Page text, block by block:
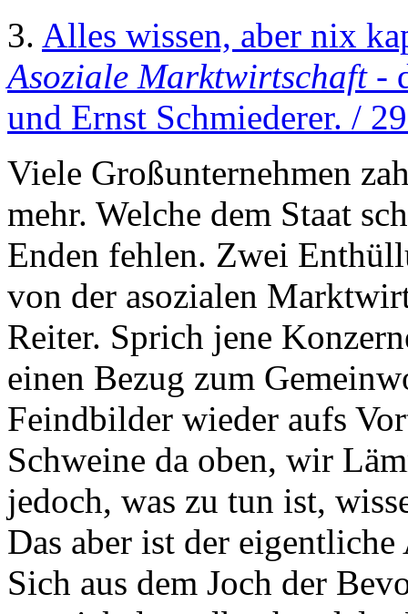
3. Alles wissen, aber nix
Asoziale Marktwirtschaft -
und Ernst Schmiederer. /
Viele Großunternehmen
mehr. Welche dem Staat
Enden fehlen. Zwei
von der asozialen
Reiter. Sprich jene
einen Bezug zum
Feindbilder wieder aufs
Schweine da oben, wir
jedoch, was zu tun ist,
Das aber ist der
Sich aus dem Joch der